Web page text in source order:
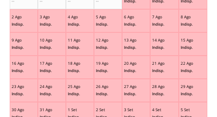
2 Ago
Indisp.
3 Ago
Indisp.
4 Ago
Indisp.
5 Ago
Indisp.
6 Ago
Indisp.
7 Ago
Indisp.
8 Ago
Indisp.
9 Ago
Indisp.
10 Ago
Indisp.
11 Ago
Indisp.
12 Ago
Indisp.
13 Ago
Indisp.
14 Ago
Indisp.
15 Ago
Indisp.
16 Ago
Indisp.
17 Ago
Indisp.
18 Ago
Indisp.
19 Ago
Indisp.
20 Ago
Indisp.
21 Ago
Indisp.
22 Ago
Indisp.
23 Ago
Indisp.
24 Ago
Indisp.
25 Ago
Indisp.
26 Ago
Indisp.
27 Ago
Indisp.
28 Ago
Indisp.
29 Ago
Indisp.
30 Ago
31 Ago
1 Set
2 Set
3 Set
4 Set
5 Set